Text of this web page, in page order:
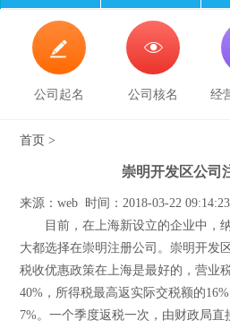

公司起名

公司核名 经
首页 >
崇明开发区公司
来源：web 时间：2018-03-22 09:14:23
目前，在上海新设立的企业中，纳
大都选择在崇明注册公司。崇明开发
税收优惠政策在上海是最好的，营业
40%，所得税最高返实际交税额的
7%。一个季度返税一次，由财政局